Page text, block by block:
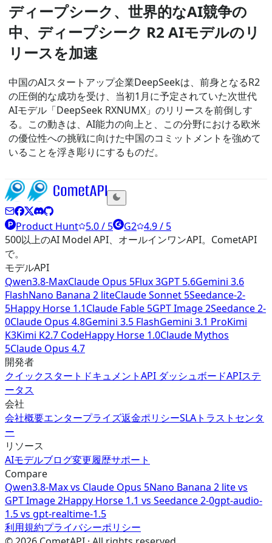
ディープシーク、世界的なAI競争の
中、ディープシーク R2 AIモデルのリ
リースを加速
中国のAIスタートアップ企業DeepSeekは、前身となるR2
の圧倒的な成功を受け、当初1月に予定されていた次世代
AIモデル「DeepSeek RXNUMX」のリリースを前倒しす
る。この動きは、AI能力の向上と、この分野における欧米
の優位性への挑戦に向けた中国のコミットメントを強めて
いることを浮き彫りにするものだ。
Product Hunt 5.0 / 5 G2 4.9 / 5
500以上のAI Model API、オールインワンAPI。CometAPI
で。
モデルAPI
Qwen3.8-MaxClaude Opus 5Flux 3GPT 5.6Gemini 3.6
FlashNano Banana 2 liteClaude Sonnet 5Seedance-2-
5Happy Horse 1.1Claude Fable 5GPT Image 2Seedance 2-
0Claude Opus 4.8Gemini 3.5 FlashGemini 3.1 ProKimi
K3Kimi K2.7 CodeHappy Horse 1.0Claude Mythos
5Claude Opus 4.7
開発者
クイックスタート ドキュメントAPI ダッシュボードAPIステ
ータス
会社
会社概要エンタープライズ返金ポリシーSLA トラストセンタ
ー
リソース
AIモデルブログ変更履歴サポート
Compare
Qwen3.8-Maxvs Claude Opus 5Nano Banana 2 litevs
GPT Image 2Happy Horse 1.1 vs Seedance 2-0gpt-audio-
1.5vs gpt-realtime-1.5
利用規約プライバシーポリシー